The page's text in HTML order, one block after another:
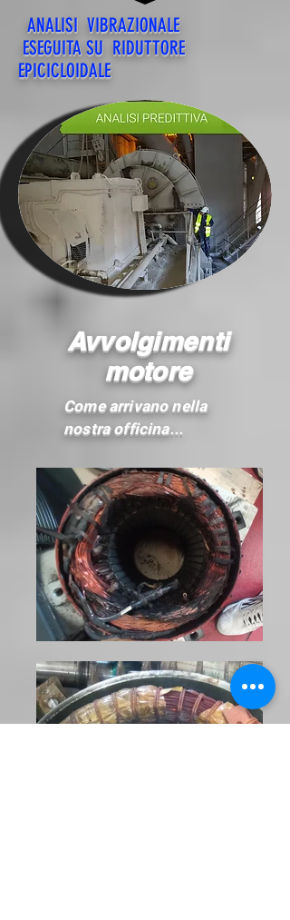
ANALISI VIBRAZIONALE
ESEGUITA SU RIDUTTORE
EPICICLOIDALE
Avvolgimenti
motore
Come arrivano nella
nostra officina...